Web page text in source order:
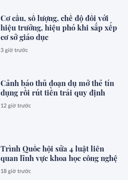
Cơ cấu, số lượng, chế độ đối với
hiệu trưởng, hiệu phó khi sắp xếp
cơ sở giáo dục
3 giờ trước
Cảnh báo thủ đoạn dụ mở thẻ tín
dụng rồi rút tiền trái quy định
12 giờ trước
Trình Quốc hội sửa 4 luật liên
quan lĩnh vực khoa học công nghệ
18 giờ trước